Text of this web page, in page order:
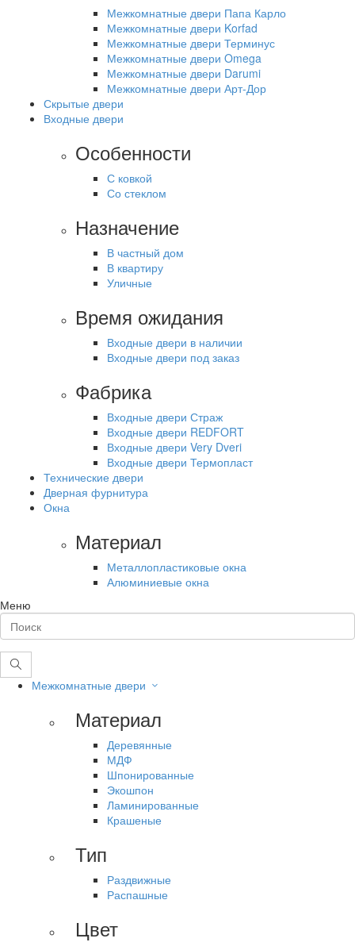
Межкомнатные двери Папа Карло
Межкомнатные двери Korfad
Межкомнатные двери Терминус
Межкомнатные двери Omega
Межкомнатные двери Darumi
Межкомнатные двери Арт-Дор
Скрытые двери
Входные двери
Особенности
С ковкой
Со стеклом
Назначение
В частный дом
В квартиру
Уличные
Время ожидания
Входные двери в наличии
Входные двери под заказ
Фабрика
Входные двери Страж
Входные двери REDFORT
Входные двери Very Dveri
Входные двери Термопласт
Технические двери
Дверная фурнитура
Окна
Материал
Металлопластиковые окна
Алюминиевые окна
Меню
Межкомнатные двери
Материал
Деревянные
МДФ
Шпонированные
Экошпон
Ламинированные
Крашеные
Тип
Раздвижные
Распашные
Цвет